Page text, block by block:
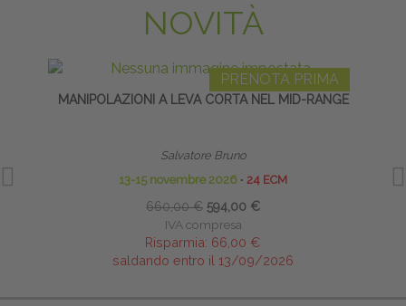
NOVITÀ
PRENOTA PRIMA
MANIPOLAZIONI A LEVA CORTA NEL MID-RANGE
Salvatore Bruno
13-15 novembre 2026 ∙ 24 ECM
660,00 € 594,00 €
IVA compresa
Risparmia: 66,00 €
saldando entro il 13/09/2026